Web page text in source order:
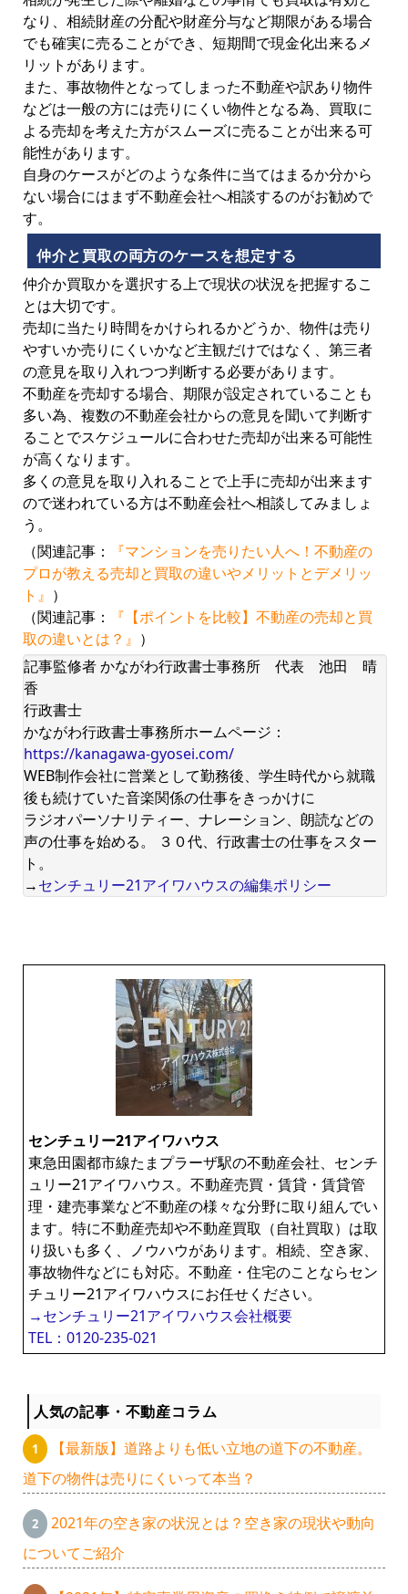
なり、相続財産の分配や財産分与など期限がある場合
でも確実に売ることができ、短期間で現金化出来るメ
リットがあります。
また、事故物件となってしまった不動産や訳あり物件
などは一般の方には売りにくい物件となる為、買取に
よる売却を考えた方がスムーズに売ることが出来る可
能性があります。
自身のケースがどのような条件に当てはまるか分から
ない場合にはまず不動産会社へ相談するのがお勧めで
す。
仲介と買取の両方のケースを想定する
仲介か買取かを選択する上で現状の状況を把握するこ
とは大切です。
売却に当たり時間をかけられるかどうか、物件は売り
やすいか売りにくいかなど主観だけではなく、第三者
の意見を取り入れつつ判断する必要があります。
不動産を売却する場合、期限が設定されていることも
多い為、複数の不動産会社からの意見を聞いて判断す
ることでスケジュールに合わせた売却が出来る可能性
が高くなります。
多くの意見を取り入れることで上手に売却が出来ます
ので迷われている方は不動産会社へ相談してみましょ
う。
（関連記事：
『マンションを売りたい人へ！不動産の
プロが教える売却と買取の違いやメリットとデメリッ
ト』 ）
（関連記事：
『【ポイントを比較】不動産の売却と買
取の違いとは？』 ）
記事監修者 かながわ行政書士事務所 代表 池田 晴
香
行政書士
かながわ行政書士事務所ホームページ：
https://kanagawa-gyosei.com/
WEB制作会社に営業として勤務後、学生時代から就職
後も続けていた音楽関係の仕事をきっかけに
ラジオパーソナリティー、ナレーション、朗読などの
声の仕事を始める。 ３０代、行政書士の仕事をスター
ト。
→センチュリー21アイワハウスの編集ポリシー
センチュリー21アイワハウス
東急田園都市線たまプラーザ駅の不動産会社、センチ
ュリー21アイワハウス。不動産売買・賃貸・賃貸管
理・建売事業など不動産の様々な分野に取り組んでい
ます。特に不動産売却や不動産買取（自社買取）は取
り扱いも多く、ノウハウがあります。相続、空き家、
事故物件などにも対応。不動産・住宅のことならセン
チュリー21アイワハウスにお任せください。
→センチュリー21アイワハウス会社概要
TEL：0120-235-021
人気の記事・不動産コラム
【最新版】道路よりも低い立地の道下の不動産。
道下の物件は売りにくいって本当？
2021年の空き家の状況とは？空き家の現状や動向
についてご紹介